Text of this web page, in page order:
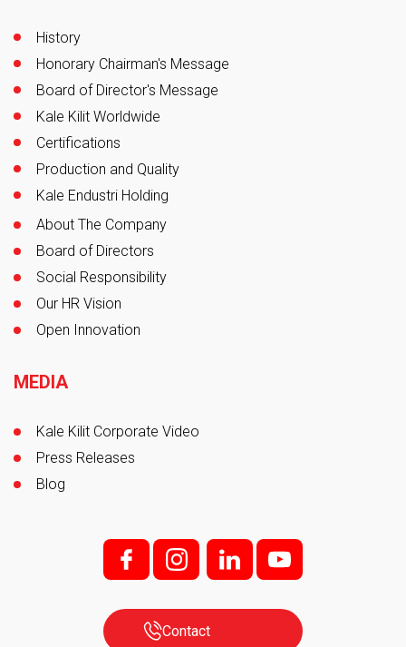
History
Honorary Chairman's Message
Board of Director's Message
Kale Kilit Worldwide
Certifications
Production and Quality
Kale Endustri Holding
About The Company
Board of Directors
Social Responsibility
Our HR Vision
Open Innovation
MEDIA
Kale Kilit Corporate Video
Press Releases
Blog
f; i; l y
Contact